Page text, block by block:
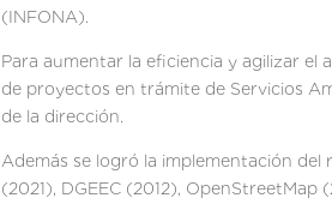
(INFONA).
Para aumentar la eficiencia y agilizar
de proyectos en trámite de Servicios
de la dirección.
Además se logró la implementación
(2021), DGEEC (2012),